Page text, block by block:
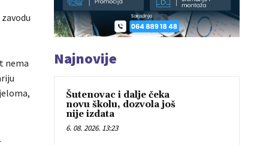
nema
Najnovije
Šutenovac i dalje čeka
novu školu, dozvola još
nije izdata
6. 08. 2026. 13:23